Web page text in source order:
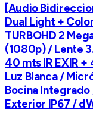
[Audio
Dual Light +
TURBOHD 2
(1080p) / Lente
40 mts IR EXIR
Luz Blanca /
Bocina Integrado
Exterior IP67 /